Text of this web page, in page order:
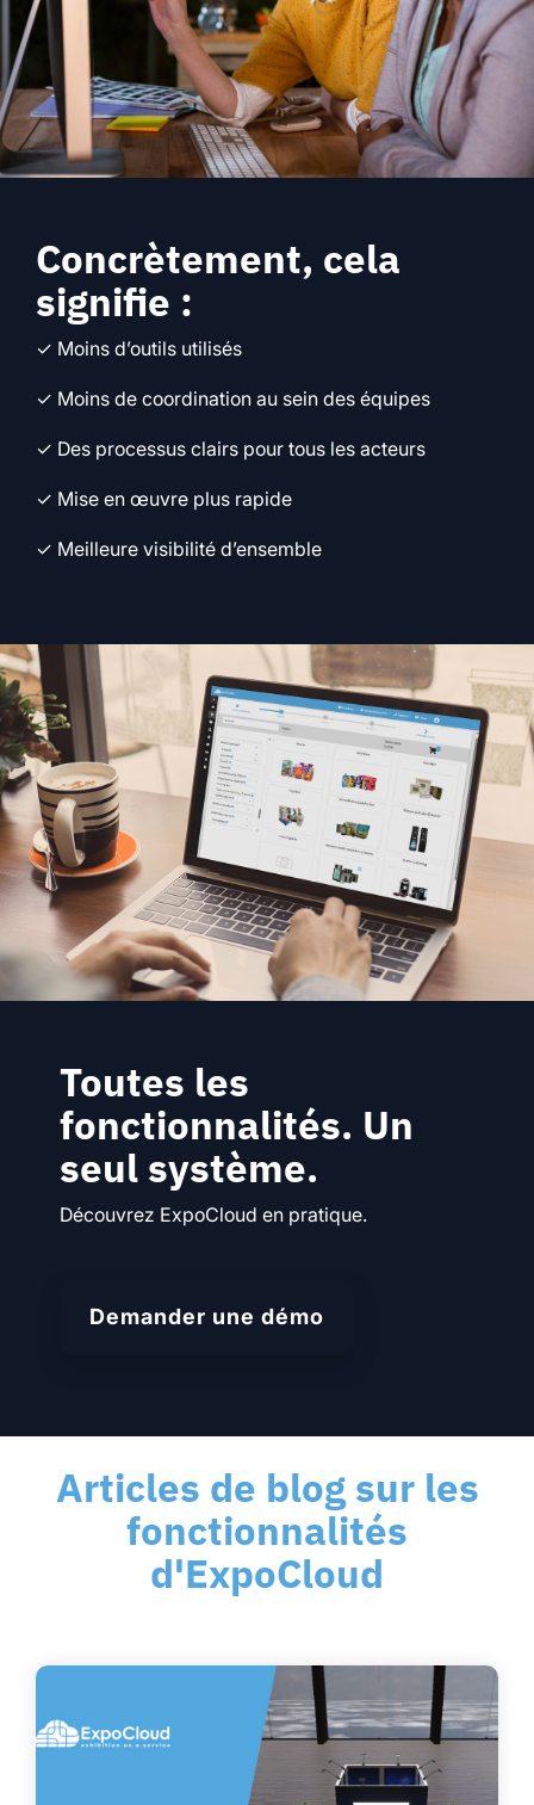
Concrètement, cela
signifie :
✓ Moins d’outils utilisés
✓ Moins de coordination au sein des équipes
✓ Des processus clairs pour tous les acteurs
✓ Mise en œuvre plus rapide
✓ Meilleure visibilité d’ensemble
Toutes les
fonctionnalités. Un
seul système.
Découvrez ExpoCloud en pratique.
Demander une démo
Articles de blog sur les
fonctionnalités
d'ExpoCloud